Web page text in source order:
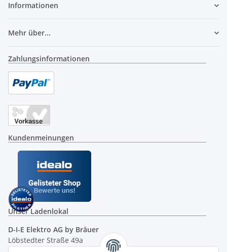
Informationen
Mehr über...
Zahlungsinformationen
Kundenmeinungen
Unser Ladenlokal
D-I-E Elektro AG by Bräuer
Löbstedter Straße 49a